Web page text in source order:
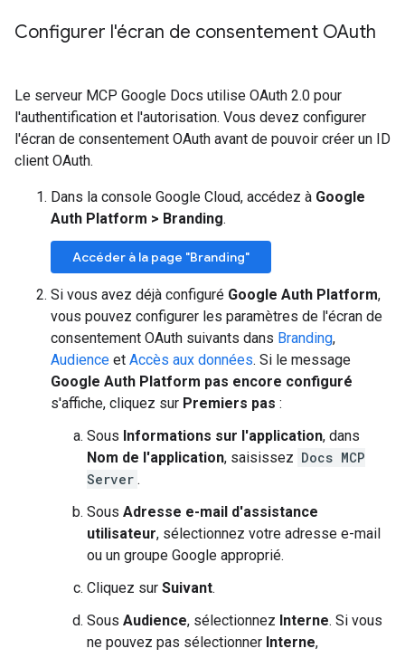
Configurer l'écran de consentement OAuth
Le serveur MCP Google Docs utilise OAuth 2.0 pour
l'authentification et l'autorisation. Vous devez configurer
l'écran de consentement OAuth avant de pouvoir créer un ID
client OAuth.
Dans la console Google Cloud, accédez à Google
Auth Platform > Branding.
Accéder à la page "Branding"
Si vous avez déjà configuré Google Auth Platform,
vous pouvez configurer les paramètres de l'écran de
consentement OAuth suivants dans Branding,
Audience et Accès aux données. Si le message
Google Auth Platform pas encore configuré
s'affiche, cliquez sur Premiers pas :
Sous Informations sur l'application, dans
Nom de l'application, saisissez Docs MCP
Server .
Sous Adresse e-mail d'assistance
utilisateur, sélectionnez votre adresse e-mail
ou un groupe Google approprié.
Cliquez sur Suivant.
Sous Audience, sélectionnez Interne. Si vous
ne pouvez pas sélectionner Interne,